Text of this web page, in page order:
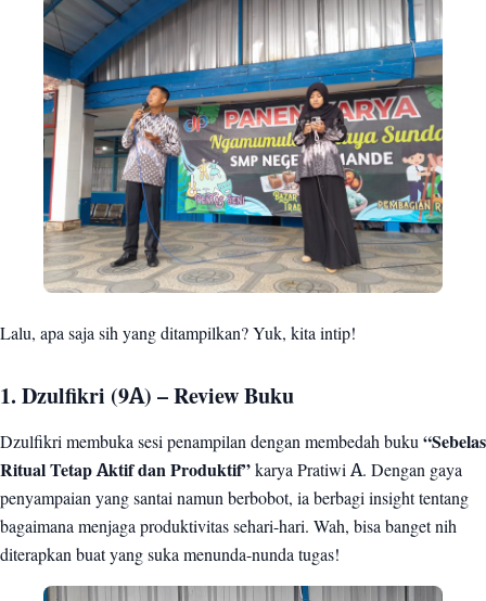
Lalu, apa saja sih yang ditampilkan? Yuk, kita intip!
1. Dzulfikri (9A) – Review Buku
Dzulfikri membuka sesi penampilan dengan membedah buku “Sebelas
Ritual Tetap Aktif dan Produktif” karya Pratiwi A. Dengan gaya
penyampaian yang santai namun berbobot, ia berbagi insight tentang
bagaimana menjaga produktivitas sehari-hari. Wah, bisa banget nih
diterapkan buat yang suka menunda-nunda tugas!